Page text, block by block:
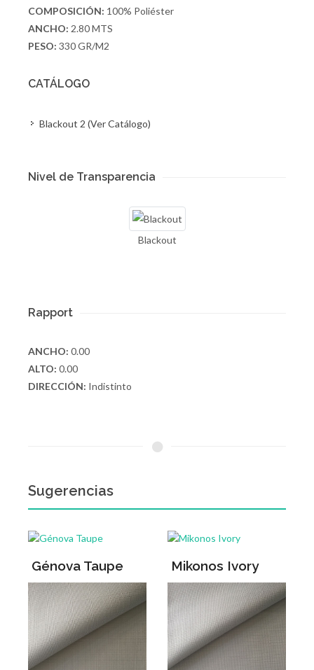
COMPOSICIÓN: 100% Poliéster
ANCHO: 2.80 MTS
PESO: 330 GR/M2
CATÁLOGO
Blackout 2 (Ver Catálogo)
Nivel de Transparencia
Blackout
Rapport
ANCHO: 0.00
ALTO: 0.00
DIRECCIÓN: Indistinto
Sugerencias
Génova Taupe Mikonos Ivory